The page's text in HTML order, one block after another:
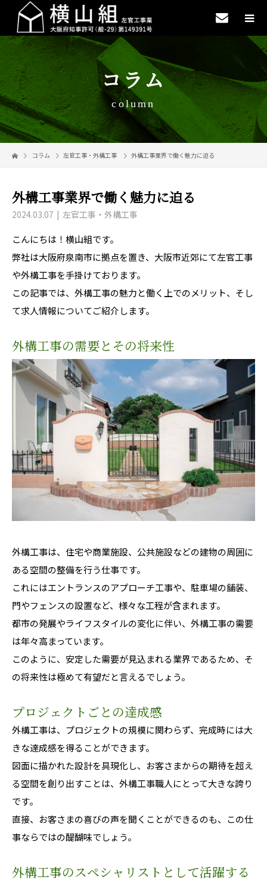
コラム
column
コラム 左官工事・外構工事 外構工事業界で働く魅力に迫る
外構工事業界で働く魅力に迫る
2024.03.07 左官工事・外構工事
こんにちは！横山組です。
弊社は大阪府泉南市に拠点を置き、大阪市近郊にて左官工事
や外構工事を手掛けております。
この記事では、外構工事の魅力と働く上でのメリット、そし
て求人情報についてご紹介します。
外構工事の需要とその将来性
外構工事は、住宅や商業施設、公共施設などの建物の周囲に
ある空間の整備を行う仕事です。
これにはエントランスのアプローチ工事や、駐車場の舗装、
門やフェンスの設置など、様々な工程が含まれます。
都市の発展やライフスタイルの変化に伴い、外構工事の需要
は年々高まっています。
このように、安定した需要が見込まれる業界であるため、そ
の将来性は極めて有望だと言えるでしょう。
プロジェクトごとの達成感
外構工事は、プロジェクトの規模に関わらず、完成時には大
きな達成感を得ることができます。
図面に描かれた設計を具現化し、お客さまからの期待を超え
る空間を創り出すことは、外構工事職人にとって大きな誇り
です。
直接、お客さまの喜びの声を聞くことができるのも、この仕
事ならではの醍醐味でしょう。
外構工事のスペシャリストとして活躍する